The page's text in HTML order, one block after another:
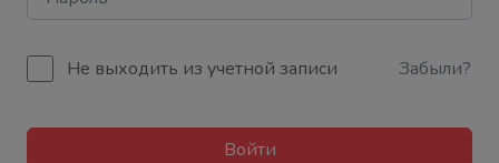
Не выходить из учетной записи Забыли?
Войти